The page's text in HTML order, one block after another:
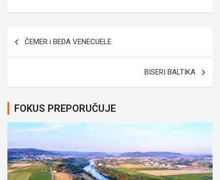
Navigacija
ČEMER i BEDA VENECUELE
BISERI BALTIKA
FOKUS PREPORUČUJE